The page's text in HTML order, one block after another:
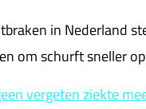
in Nederland
om schurft sneller
vergeten ziekte